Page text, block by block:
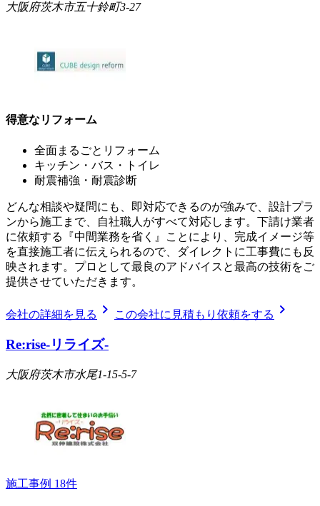
大阪府茨木市五十鈴町3-27
得意なリフォーム
全面まるごとリフォーム
キッチン・バス・トイレ
耐震補強・耐震診断
どんな相談や疑問にも、即対応できるのが強みで、設計プラ
ンから施工まで、自社職人がすべて対応します。下請け業者
に依頼する『中間業務を省く』ことにより、完成イメージ等
を直接施工者に伝えられるので、ダイレクトに工事費にも反
映されます。プロとして最良のアドバイスと最高の技術をご
提供させていただきます。
会社の詳細を見る chevron_right この会社に見積もり依頼をする chevron_right
Re:rise-リライズ-
大阪府茨木市水尾1-15-5-7
施工事例 18件